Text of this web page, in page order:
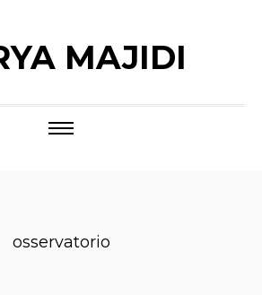
MAJIDI
osservatorio